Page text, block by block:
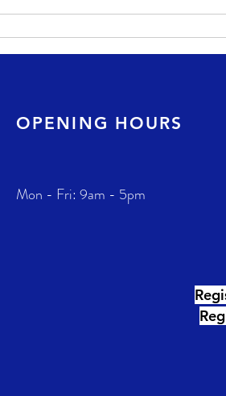
OPENING HOURS
Mon - Fri: 9am - 5pm